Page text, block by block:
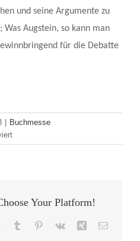
und seine Argumente zu
Was Augstein, so kann man
für die Debatte
Buchmesse
für
Mehr
Your Platform!
WhatsApp
Tumblr Pinterest
Vk Xing E-